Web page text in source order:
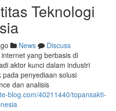
Teknologi
News
Discuss
yang berbasis di
aktor kunci dalam industri
penyediaan solusi
dan analisis
blog.com/40211440/topansakti-